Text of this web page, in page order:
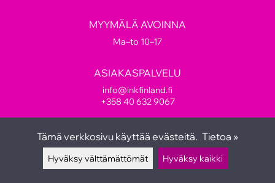
MYYMÄLÄ AVOINNA
Ma–to 10–17
ASIAKASPALVELU
info@inkfinland.fi
+358 40 632 9067
SEURAA MEITÄ
Tämä verkkosivu käyttää evästeitä. Tietoa »
Hyväksy välttämättömät Hyväksy kaikki